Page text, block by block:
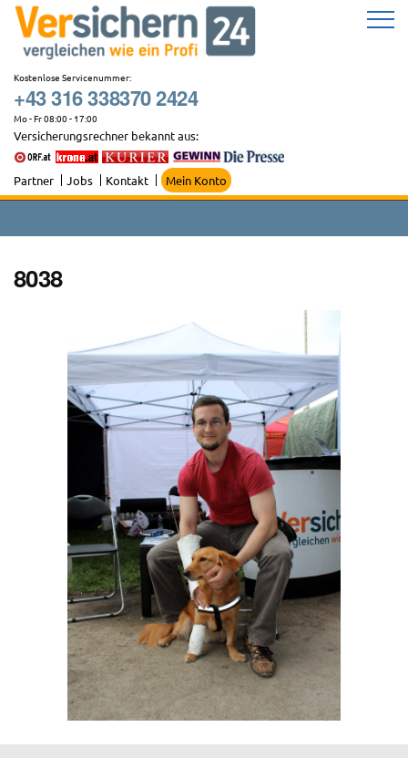
Zum
Inhalt
springen
Kostenlose Servicenummer:
+43 316 338370 2424
Mo - Fr 08:00 - 17:00
Versicherungsrechner bekannt aus:
Partner Jobs Kontakt Mein Konto
8038